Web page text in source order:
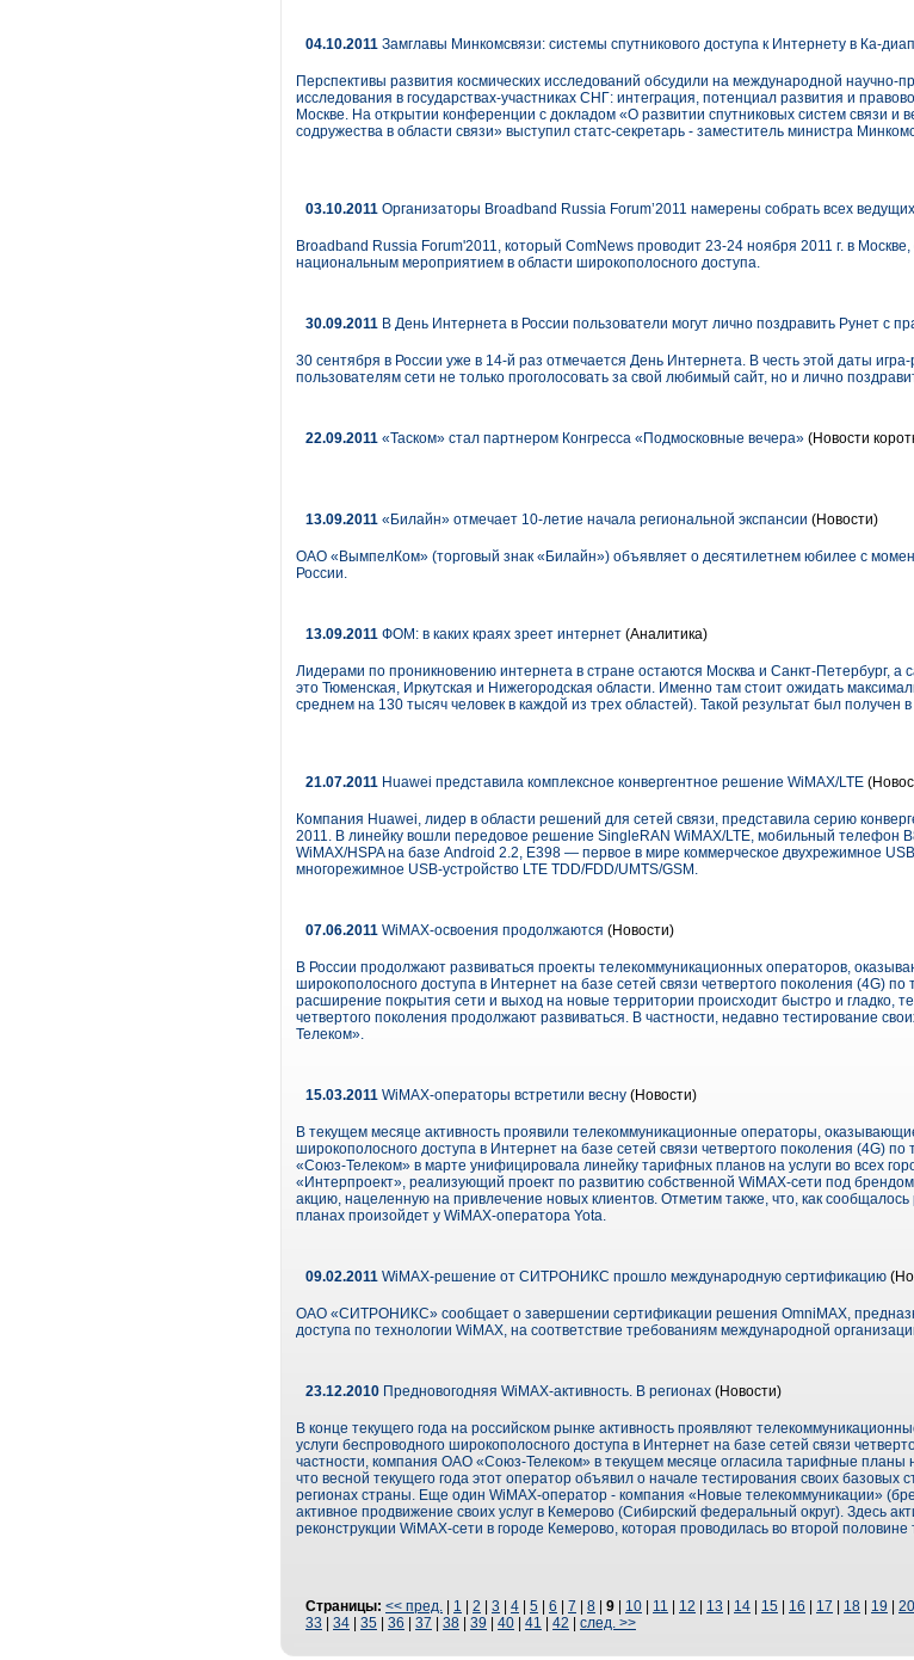
04.10.2011 Замглавы Минкомсвязи: системы спутникового доступа к Интернету в Ка-
Перспективы развития космических исследований обсудили на международной научно-
исследования в государствах-участниках СНГ: интеграция, потенциал развития и
Москве. На открытии конференции с докладом «О развитии спутниковых систем связи и
содружества в области связи» выступил статс-секретарь - заместитель министра
03.10.2011 Организаторы Broadband Russia Forum’2011 намерены собрать всех
Broadband Russia Forum'2011, который ComNews проводит 23-24 ноября 2011 г. в
национальным мероприятием в области широкополосного доступа.
30.09.2011 В День Интернета в России пользователи могут лично поздравить Рунет с
30 сентября в России уже в 14-й раз отмечается День Интернета. В честь этой даты
пользователям сети не только проголосовать за свой любимый сайт, но и лично
22.09.2011 «Таском» стал партнером Конгресса «Подмосковные вечера» (Новости
13.09.2011 «Билайн» отмечает 10-летие начала региональной экспансии (Новости)
ОАО «ВымпелКом» (торговый знак «Билайн») объявляет о десятилетнем юбилее с
России.
13.09.2011 ФОМ: в каких краях зреет интернет (Аналитика)
Лидерами по проникновению интернета в стране остаются Москва и Санкт-Петербург,
это Тюменская, Иркутская и Нижегородская области. Именно там стоит ожидать
среднем на 130 тысяч человек в каждой из трех областей). Такой результат был
21.07.2011 Huawei представила комплексное конвергентное решение WiMAX/LTE
Компания Huawei, лидер в области решений для сетей связи, представила серию
2011. В линейку вошли передовое решение SingleRAN WiMAX/LTE, мобильный
WiMAX/HSPA на базе Android 2.2, E398 — первое в мире коммерческое двухрежимное
многорежимное USB-устройство LTE TDD/FDD/UMTS/GSM.
07.06.2011 WiMAX-освоения продолжаются (Новости)
В России продолжают развиваться проекты телекоммуникационных операторов,
широкополосного доступа в Интернет на базе сетей связи четвертого поколения (4G)
расширение покрытия сети и выход на новые территории происходит быстро и гладко,
четвертого поколения продолжают развиваться. В частности, недавно тестирование
Телеком».
15.03.2011 WiMAX-операторы встретили весну (Новости)
В текущем месяце активность проявили телекоммуникационные операторы,
широкополосного доступа в Интернет на базе сетей связи четвертого поколения (4G)
«Союз-Телеком» в марте унифицировала линейку тарифных планов на услуги во всех
«Интерпроект», реализующий проект по развитию собственной WiMAX-сети под
акцию, нацеленную на привлечение новых клиентов. Отметим также, что, как
планах произойдет у WiMAX-оператора Yota.
09.02.2011 WiMAX-решение от СИТРОНИКС прошло международную сертификацию
ОАО «СИТРОНИКС» сообщает о завершении сертификации решения OmniMAX,
доступа по технологии WiMAX, на соответствие требованиям международной
23.12.2010 Предновогодняя WiMAX-активность. В регионах (Новости)
В конце текущего года на российском рынке активность проявляют
услуги беспроводного широкополосного доступа в Интернет на базе сетей связи
частности, компания ОАО «Союз-Телеком» в текущем месяце огласила тарифные планы
что весной текущего года этот оператор объявил о начале тестирования своих
регионах страны. Еще один WiMAX-оператор - компания «Новые телекоммуникации»
активное продвижение своих услуг в Кемерово (Сибирский федеральный округ). Здесь
реконструкции WiMAX-сети в городе Кемерово, которая проводилась во второй половине
Страницы: << пред. 1 2 3 4 5 6 7 8 9 10 11 12 13 14 15 16 17 18 19 20
33
34 35 36 37 38 39 40 41 42 след. >>